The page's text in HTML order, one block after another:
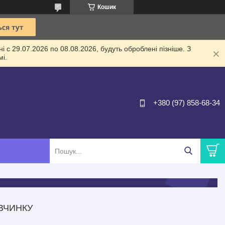
Кошик
с 29.07.2026 по 08.08.2026, будуть оброблені пізніше. З
+380 (97) 858-68-34